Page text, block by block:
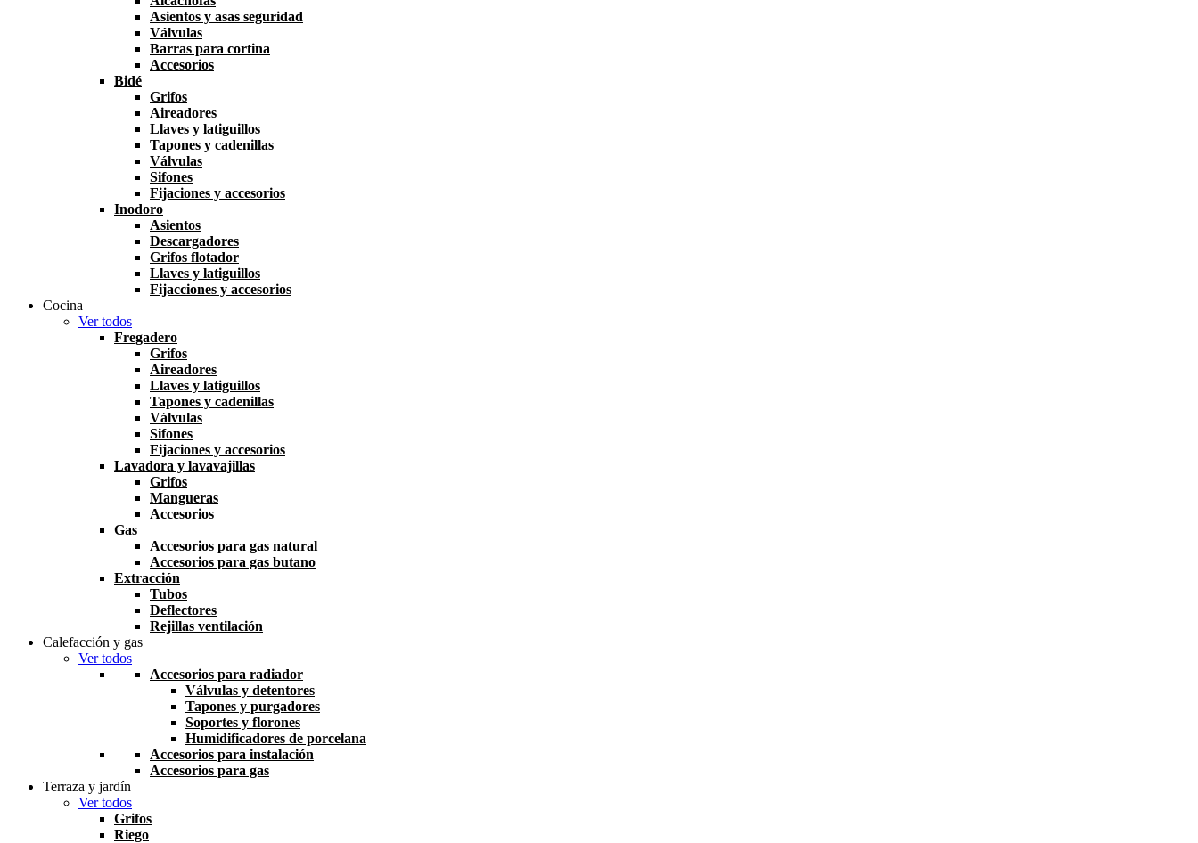
Asientos y asas seguridad
Válvulas
Barras para cortina
Accesorios
Bidé
Grifos
Aireadores
Llaves y latiguillos
Tapones y cadenillas
Válvulas
Sifones
Fijaciones y accesorios
Inodoro
Asientos
Descargadores
Grifos flotador
Llaves y latiguillos
Fijacciones y accesorios
Cocina
Ver todos
Fregadero
Grifos
Aireadores
Llaves y latiguillos
Tapones y cadenillas
Válvulas
Sifones
Fijaciones y accesorios
Lavadora y lavavajillas
Grifos
Mangueras
Accesorios
Gas
Accesorios para gas natural
Accesorios para gas butano
Extracción
Tubos
Deflectores
Rejillas ventilación
Calefacción y gas
Ver todos
Accesorios para radiador
Válvulas y detentores
Tapones y purgadores
Soportes y florones
Humidificadores de porcelana
Accesorios para instalación
Accesorios para gas
Terraza y jardín
Ver todos
Grifos
Riego